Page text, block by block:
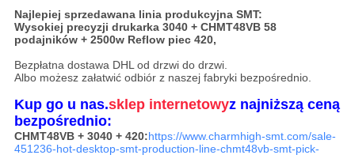
Najlepiej sprzedawana linia produkcyjna SMT:
Wysokiej precyzji drukarka 3040 + CHMT48VB 58
podajników + 2500w Reflow piec 420,
Bezpłatna dostawa DHL od drzwi do drzwi.
Albo możesz załatwić odbiór z naszej fabryki bezpośrednio.
Kup go u nas.sklep internetowyz najniższą ceną
bezpośrednio:
CHMT48VB + 3040 + 420:https://www.charmhigh-smt.com/sale-
451236-hot-desktop-smt-production-line-chmt48vb-smt-pick-